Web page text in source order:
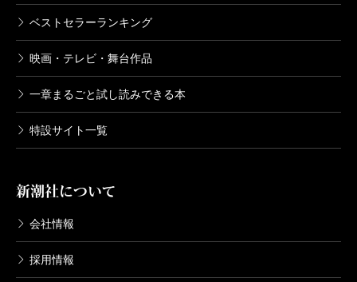
ベストセラーランキング
映画・テレビ・舞台作品
一章まるごと試し読みできる本
特設サイト一覧
新潮社について
会社情報
採用情報